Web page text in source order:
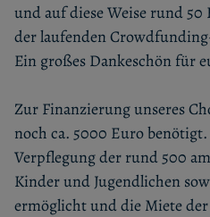
und auf diese Weise rund
der laufenden
Ein großes Dankeschön für
Zur Finanzierung unseres
noch ca. 5000 Euro
Verpflegung der rund 500
Kinder und Jugendlichen
ermöglicht und die Miete